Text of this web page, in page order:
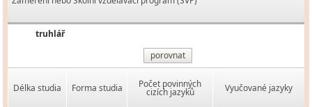
truhlář
porovnat
Délka studia Forma studia Počet povinných
cizích jazyků Vyučované jazyky